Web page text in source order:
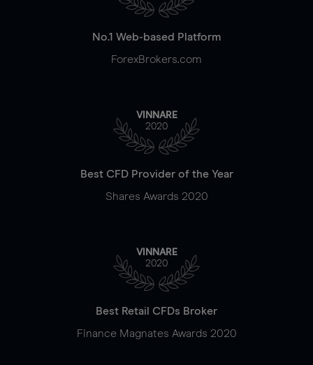
No.1 Web-based Platform
ForexBrokers.com
VINNARE
2020
Best CFD Provider of the Year
Shares Awards 2020
VINNARE
2020
Best Retail CFDs Broker
Finance Magnates Awards 2020